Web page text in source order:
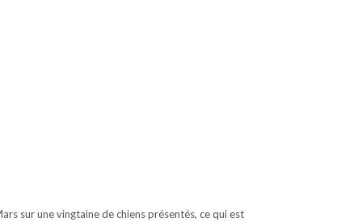
sur une vingtaine de chiens présentés, ce qui est